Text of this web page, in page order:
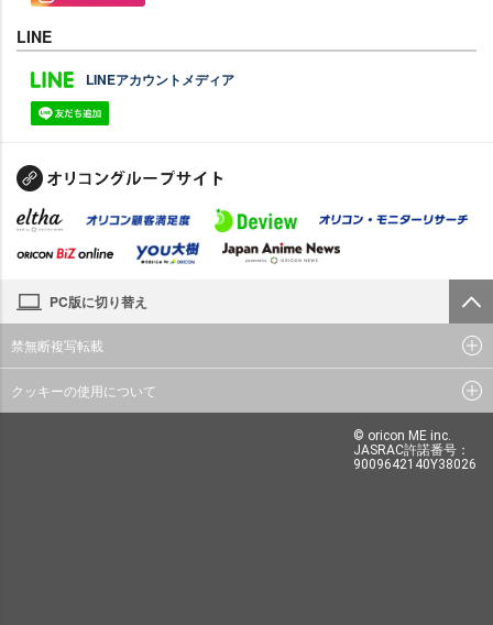
LINE
LINEアカウントメディア
PC版に切り替え
禁無断複写転載
クッキーの使用について
© oricon ME inc.
JASRAC許諾番号：
9009642140Y38026